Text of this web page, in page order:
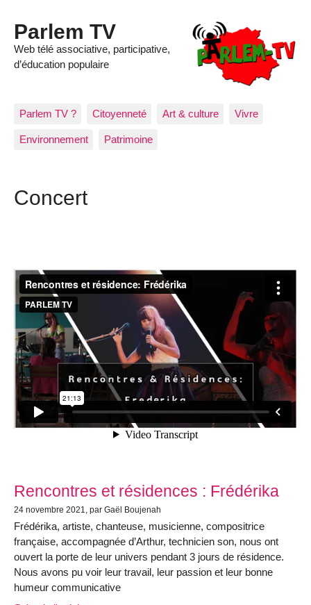
Parlem TV
Web télé associative, participative,
d’éducation populaire
Parlem TV ? Citoyenneté Art & culture Vivre
Environnement Patrimoine
Concert
Rencontres et résidences : Frédérika
24 novembre 2021, par Gaël Boujenah
Frédérika, artiste, chanteuse, musicienne, compositrice
française, accompagnée d’Arthur, technicien son, nous ont
ouvert la porte de leur univers pendant 3 jours de résidence.
Nous avons pu voir leur travail, leur passion et leur bonne
humeur communicative